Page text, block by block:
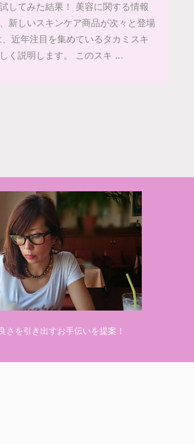
してみた結果！ 美容に関する情報
新しいスキンケア商品が次々と登場
近年注目を集めているタカミスキ
く説明します。 このスキ ...
さを引き出すお手伝いを提案！